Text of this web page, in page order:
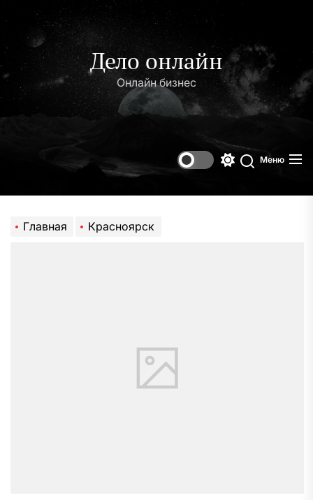
содержимому
Дело онлайн
Онлайн бизнес
Поиск
Меню
Главная Красноярск